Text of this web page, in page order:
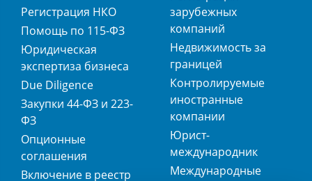
Регистрация НКО
Помощь по 115-ФЗ
Юридическая
экспертиза бизнеса
Due Diligence
Закупки 44-ФЗ и 223-
ФЗ
Опционные
соглашения
Включение в реестр
зарубежных
компаний
Недвижимость за
границей
Контролируемые
иностранные
компании
Юрист-
международник
Международные